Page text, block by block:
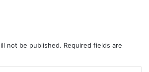
not be published. Required fields are